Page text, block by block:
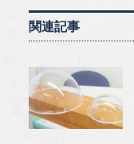
関連記事